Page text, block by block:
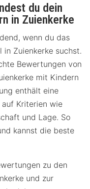
du dein
in Zuienkerke
wenn du das
Zuienkerke suchst.
Bewertungen von
mit Kindern
enthält eine
auf Kriterien wie
und Lage. So
kannst die beste
zu den
und zur